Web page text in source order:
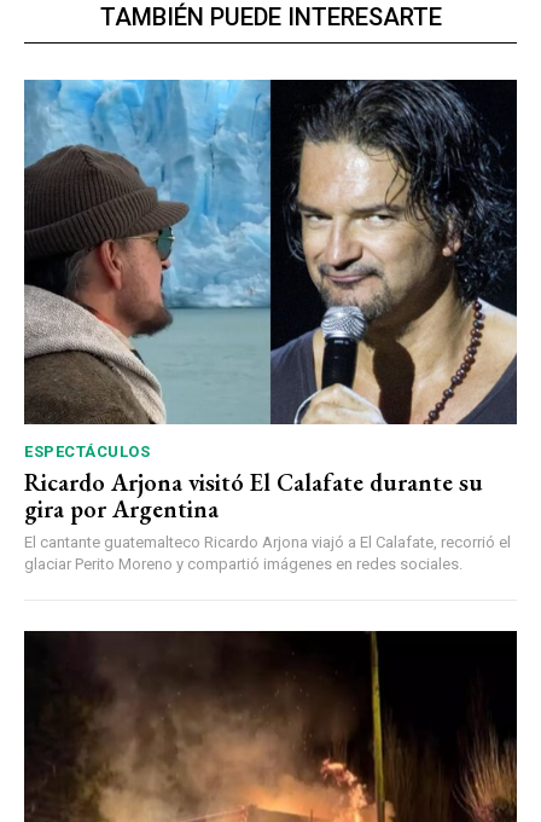
TAMBIÉN PUEDE INTERESARTE
ESPECTÁCULOS
Ricardo Arjona visitó El Calafate durante su
gira por Argentina
El cantante guatemalteco Ricardo Arjona viajó a El Calafate, recorrió el
glaciar Perito Moreno y compartió imágenes en redes sociales.